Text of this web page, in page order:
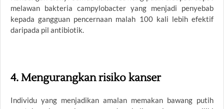
melawan bakteria campylobacter yang menjadi penyebab
kepada gangguan pencernaan malah 100 kali lebih efektif
daripada pil antibiotik.
4. Mengurangkan risiko kanser
Individu yang menjadikan amalan memakan bawang putih